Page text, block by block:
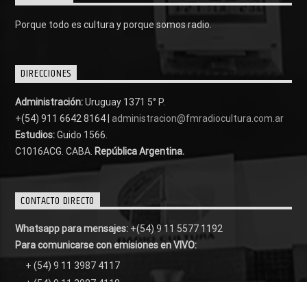
Porque todo es cultura y porque somos radio.
DIRECCIONES
Administración:Uruguay 1371 5° P.
+(54) 911 6642 8164 | administracion@fmradiocultura.com.ar
Estudios:Guido 1566.
C1016ACG . CABA. República Argentina.
CONTACTO DIRECTO
Whatsapp para mensajes: +(54) 9 11 5577 1192
Para comunicarse con emisiones en VIVO:
+ (54) 9 11 3987 4117